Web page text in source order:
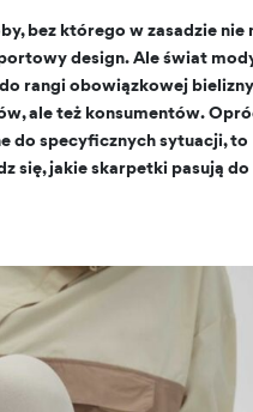
bez którego w zasadzie nie
design. Ale świat
rangi obowiązkowej
ale też konsumentów.
do specyficznych sytuacji, to
się, jakie skarpetki pasują do